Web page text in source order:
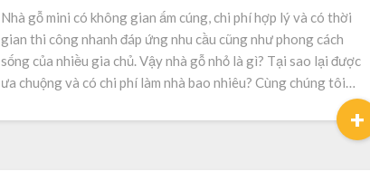
Nhà gỗ mini có không gian ấm cúng, chi phí hợp lý và có thời
gian thi công nhanh đáp ứng nhu cầu cũng như phong cách
sống của nhiều gia chủ. Vậy nhà gỗ nhỏ là gì? Tại sao lại được
ưa chuộng và có chi phí làm nhà bao nhiêu? Cùng chúng tôi…
+